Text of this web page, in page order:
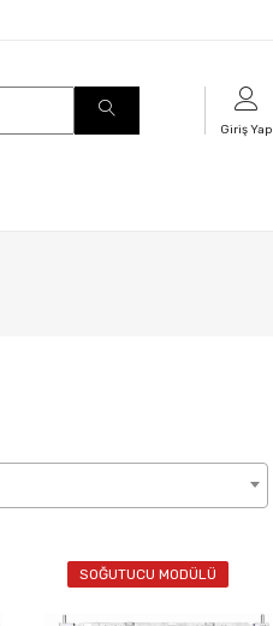
Giriş Yap
SOĞUTUCU MODÜLÜ